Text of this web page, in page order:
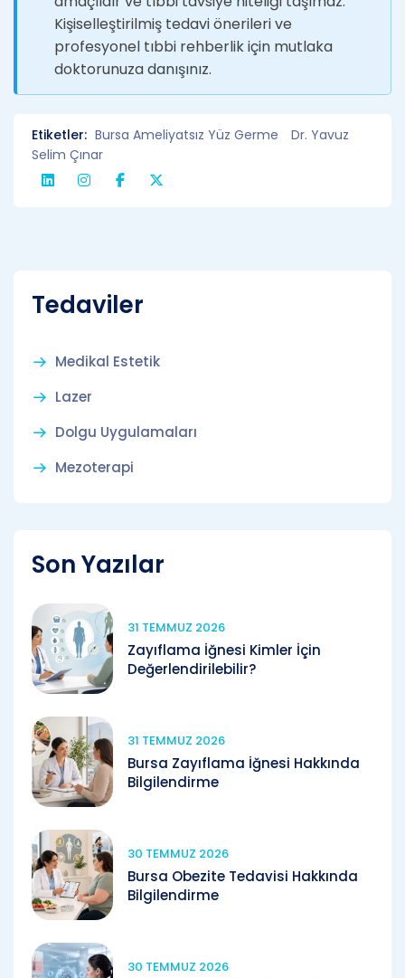
Kişiselleştirilmiş tedavi önerileri ve
profesyonel tıbbi rehberlik için mutlaka
doktorunuza danışınız.
Etiketler: Bursa Ameliyatsız Yüz Germe
Dr. Yavuz
Selim Çınar
Tedaviler
Medikal Estetik
Lazer
Dolgu Uygulamaları
Mezoterapi
Son Yazılar
31 TEMMUZ 2026
Zayıflama İğnesi Kimler İçin
Değerlendirilebilir?
31 TEMMUZ 2026
Bursa Zayıflama İğnesi Hakkında
Bilgilendirme
30 TEMMUZ 2026
Bursa Obezite Tedavisi Hakkında
Bilgilendirme
30 TEMMUZ 2026